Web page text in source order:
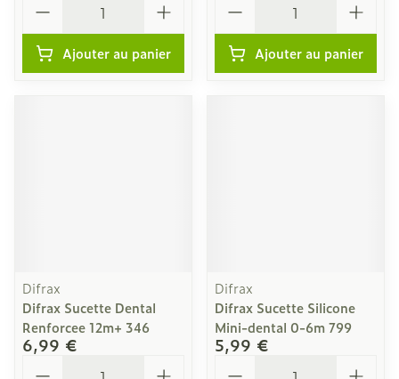
Ajouter au panier Ajouter au panier
Difrax
Difrax Sucette Dental
Renforcee 12m+ 346
6,99 €
Difrax
Difrax Sucette Silicone
Mini-dental 0-6m 799
5,99 €